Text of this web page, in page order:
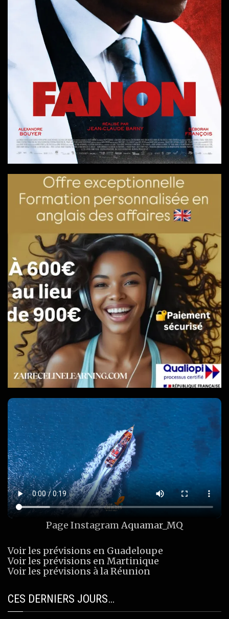
Page InstagramAquamar_MQ
Voir les prévisions en Guadeloupe
Voir les prévisions en Martinique
Voir les prévisions à la Réunion
CES DERNIERS JOURS…